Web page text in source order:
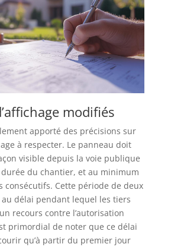
modifiés
apporté des précisions sur
à respecter. Le panneau doit
visible depuis la voie publique
du chantier, et au minimum
consécutifs. Cette période de deux
délai pendant lequel les tiers
recours contre l’autorisation
primordial de noter que ce délai
qu’à partir du premier jour